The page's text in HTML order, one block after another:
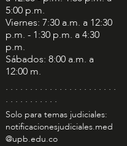
5:00 p.m.
Viernes: 7:30 a.m. a 12:30
p.m. - 1:30 p.m. a 4:30
p.m.
Sábados: 8:00 a.m. a
12:00 m.
. . . . . . . . . . . . . . . . . . . . . . .
. . . . . . . . . . .
Solo para temas judiciales:
notificacionesjudiciales.med
@upb.edu.co